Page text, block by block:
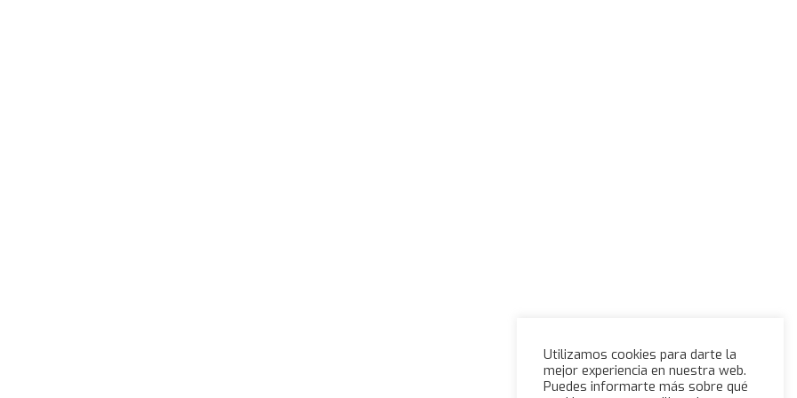
Utilizamos cookies para darte la
mejor experiencia en nuestra web.
Puedes informarte más sobre qué